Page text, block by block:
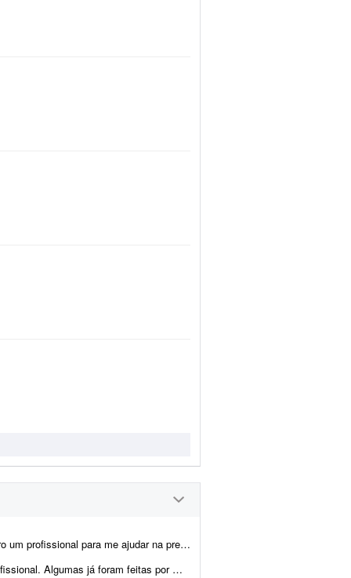
montagem dos produtos e criação das imagens para e-commerce e an&uacu...
ser melhoradas. Algumas pretendo manter como est&ati...